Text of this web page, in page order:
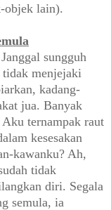
objek lain).
sungguh
tidak menjejaki
kadang-
jua. Banyak
ternampak raut
kesesakan
kawanku? Ah,
tidak
diri. Segala
semula, ia